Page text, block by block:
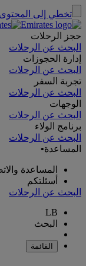
تخطي إلى
حجز الرحلات
البحث عن الرحلات
إدارة الحجوزات
البحث عن الرحلات
تجربة السفر
البحث عن الرحلات
الوجهات
البحث عن الرحلات
برنامج الولاء
البحث عن الرحلات
المساعدة•
المساعدة
أسئلتكم
البحث عن الرحلات
LB
البحث
القائمة